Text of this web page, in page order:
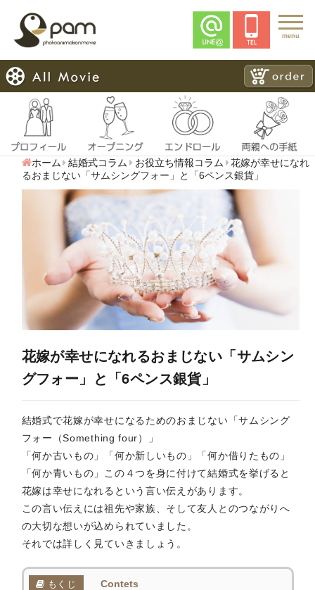
menu
ホーム 結婚式コラム お役立ち情報コラム
花嫁が幸せになれ
るおまじない「サムシングフォー」と「6ペンス銀貨」
花嫁が幸せになれるおまじない「サムシン
グフォー」と「6ペンス銀貨」
結婚式で花嫁が幸せになるためのおまじない「サムシング
フォー（Something four）」
「何か古いもの」「何か新しいもの」「何か借りたもの」
「何か青いもの」この４つを身に付けて結婚式を挙げると
花嫁は幸せになれるという言い伝えがあります。
この言い伝えには祖先や家族、そして友人とのつながりへ
の大切な想いが込められていました。
それでは詳しく見ていきましょう。
もくじ Contets